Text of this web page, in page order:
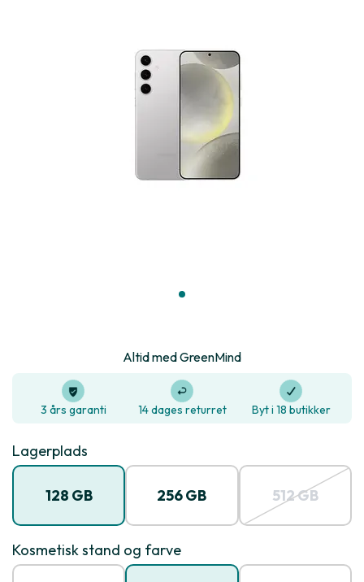
Altid med GreenMind
3 års garanti 14 dages returret Byt i 18 butikker
Lagerplads
128 GB 256 GB 512 GB
Kosmetisk stand og farve